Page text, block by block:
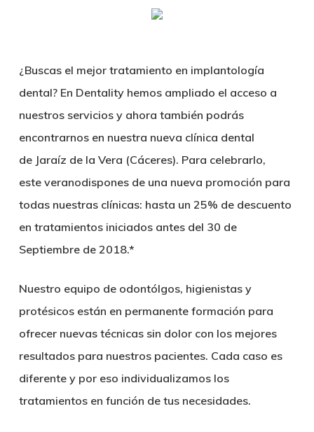
content
¿Buscas el mejor tratamiento en implantología
dental?En Dentality hemos ampliado el acceso a
nuestros servicios y ahora también podrás
encontrarnos en nuestra nueva clínica dental
de Jaraíz de la Vera (Cáceres). Para celebrarlo,
este veranodispones de una nueva promoción para
todas nuestras clínicas: hasta un 25% de descuento
en tratamientos iniciados antes del 30 de
Septiembre de 2018.*
Nuestro equipo de odontólgos, higienistas y
protésicosestán en permanente formación para
ofrecer nuevas técnicas sin dolorcon los mejores
resultados para nuestros pacientes. Cada caso es
diferente y por eso individualizamos los
tratamientosen función de tus necesidades.